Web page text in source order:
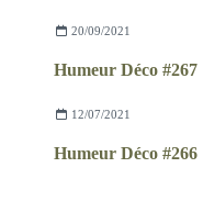
20/09/2021
Humeur Déco #267
12/07/2021
Humeur Déco #266